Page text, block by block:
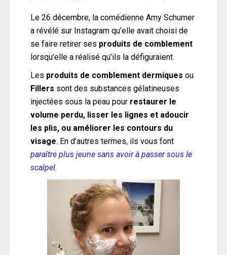
Le 26 décembre, la comédienne Amy Schumer
a révélé sur Instagram qu’elle avait choisi de
se faire retirer ses produits de comblement
lorsqu’elle a réalisé qu’ils la défiguraient.
Les produits de comblement dermiques ou
Fillers sont des substances gélatineuses
injectées sous la peau pour restaurer le
volume perdu, lisser les lignes et adoucir
les plis, ou améliorer les contours du
visage. En d’autres termes, ils vous font
paraître plus jeune sans avoir à passer sous le
scalpel.